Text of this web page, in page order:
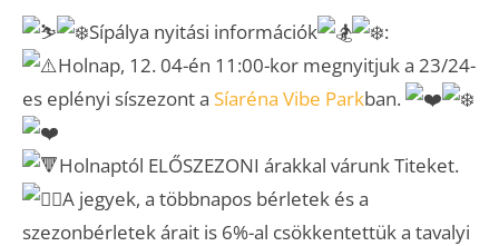
Sípálya nyitási információk
:
Holnap, 12. 04-én 11:00-kor megnyitjuk a 23/24-
es eplényi síszezont a Síaréna Vibe Parkban.
Holnaptól ELŐSZEZONI árakkal várunk Titeket.
A jegyek, a többnapos bérletek és a
szezonbérletek árait is 6%-al csökkentettük a tavalyi